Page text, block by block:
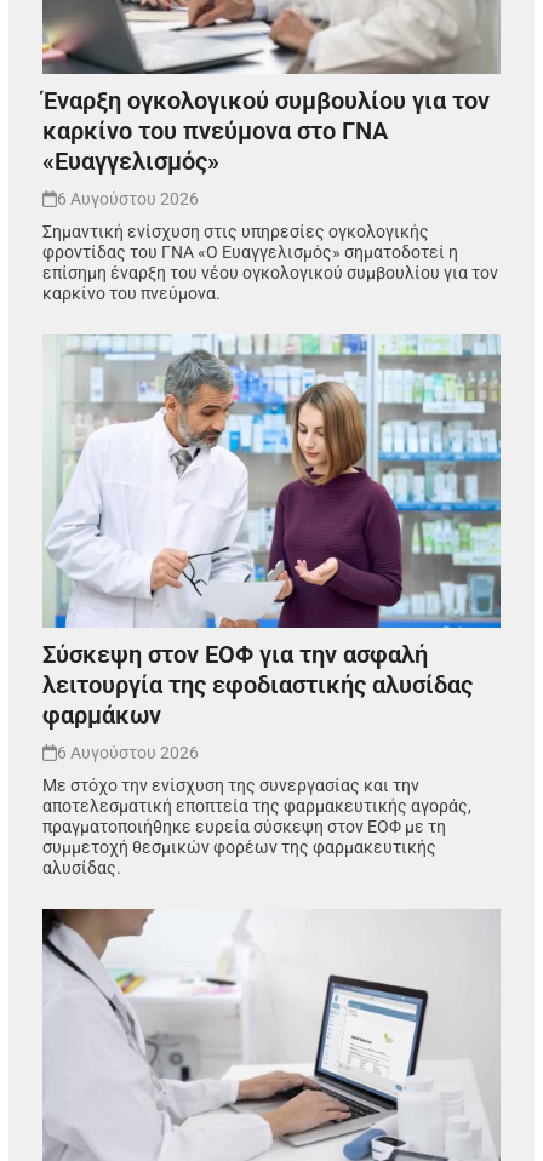
Έναρξη ογκολογικού συμβουλίου για τον
καρκίνο του πνεύμονα στο ΓΝΑ
«Ευαγγελισμός»
6 Αυγούστου 2026
Σημαντική ενίσχυση στις υπηρεσίες ογκολογικής
φροντίδας του ΓΝΑ «Ο Ευαγγελισμός» σηματοδοτεί η
επίσημη έναρξη του νέου ογκολογικού συμβουλίου για τον
καρκίνο του πνεύμονα.
Σύσκεψη στον ΕΟΦ για την ασφαλή
λειτουργία της εφοδιαστικής αλυσίδας
φαρμάκων
6 Αυγούστου 2026
Με στόχο την ενίσχυση της συνεργασίας και την
αποτελεσματική εποπτεία της φαρμακευτικής αγοράς,
πραγματοποιήθηκε ευρεία σύσκεψη στον ΕΟΦ με τη
συμμετοχή θεσμικών φορέων της φαρμακευτικής
αλυσίδας.